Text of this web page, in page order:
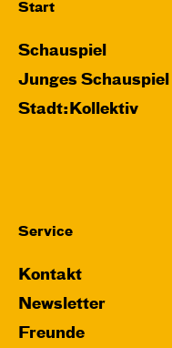
Start
Schauspiel
Junges Schauspiel
Stadt:Kollektiv
Service
Kontakt
Newsletter
Freunde